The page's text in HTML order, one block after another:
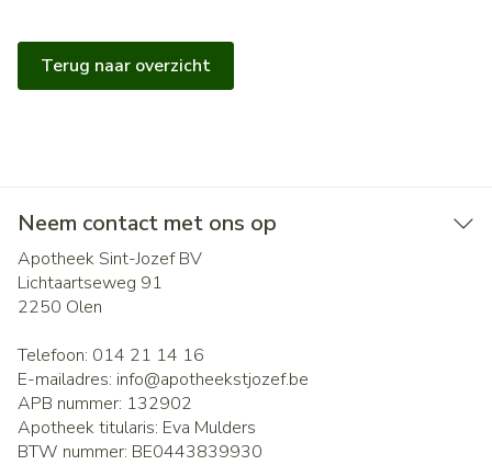
Terug naar overzicht
Neem contact met ons op
Apotheek Sint-Jozef BV
Lichtaartseweg 91
2250 Olen
Telefoon: 014 21 14 16
E-mailadres: info@apotheekstjozef.be
APB nummer: 132902
Apotheek titularis: Eva Mulders
BTW nummer: BE0443839930